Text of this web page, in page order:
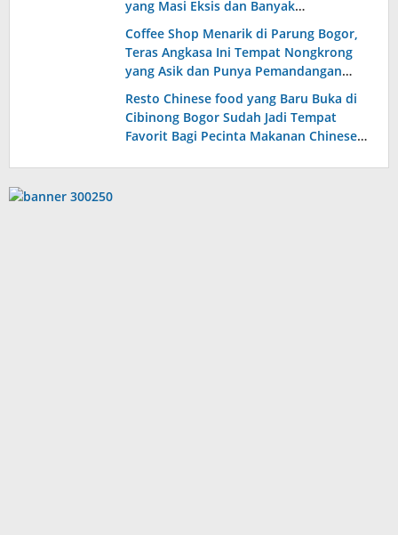
yang Masi Eksis dan Banyak
Coffee Shop Menarik di Parung Bogor,
Teras Angkasa Ini Tempat Nongkrong
yang Asik dan Punya Pemandangan
Resto Chinese food yang Baru Buka di
Cibinong Bogor Sudah Jadi Tempat
Favorit Bagi Pecinta Makanan Chinese
Homey Banget!